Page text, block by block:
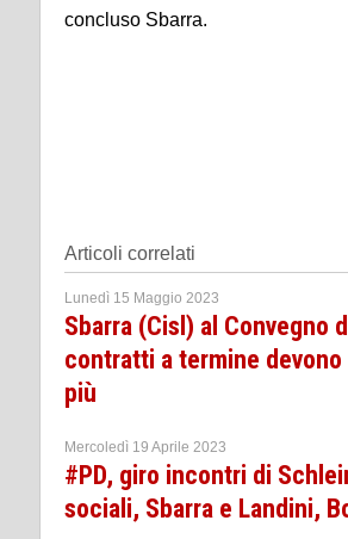
concluso Sbarra.
Articoli correlati
Lunedì 15 Maggio 2023
Sbarra (Cisl) al Convegno
contratti a termine
più
Mercoledì 19 Aprile 2023
#PD, giro incontri di
sociali, Sbarra e Landini,